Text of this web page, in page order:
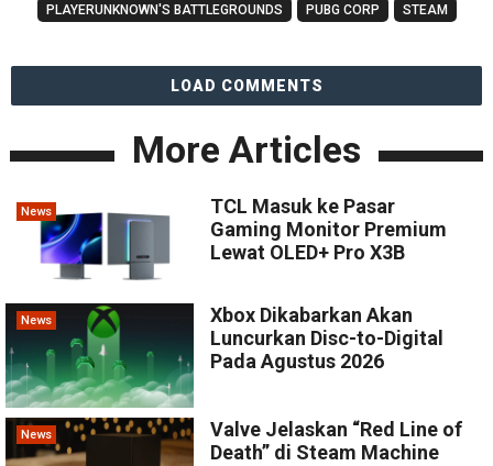
PLAYERUNKNOWN'S BATTLEGROUNDS PUBG CORP STEAM
LOAD COMMENTS
More Articles
News
TCL Masuk ke Pasar
Gaming Monitor Premium
Lewat OLED+ Pro X3B
News
Xbox Dikabarkan Akan
Luncurkan Disc-to-Digital
Pada Agustus 2026
News
Valve Jelaskan “Red Line of
Death” di Steam Machine